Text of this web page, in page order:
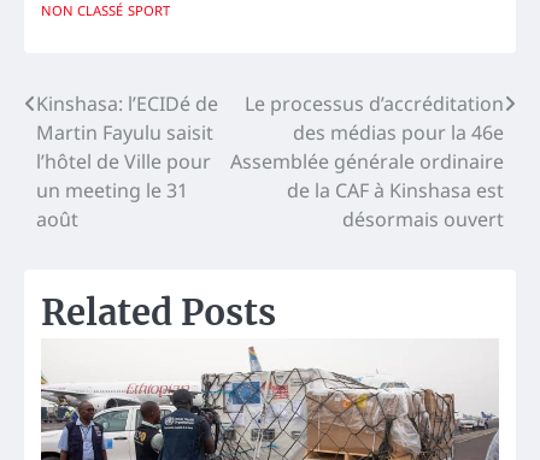
NON CLASSÉ SPORT
Navigation
de
l’article
Kinshasa: l’ECIDé de
Martin Fayulu saisit
l’hôtel de Ville pour
un meeting le 31
août
Le processus d’accréditation
des médias pour la 46e
Assemblée générale ordinaire
de la CAF à Kinshasa est
désormais ouvert
Related Posts